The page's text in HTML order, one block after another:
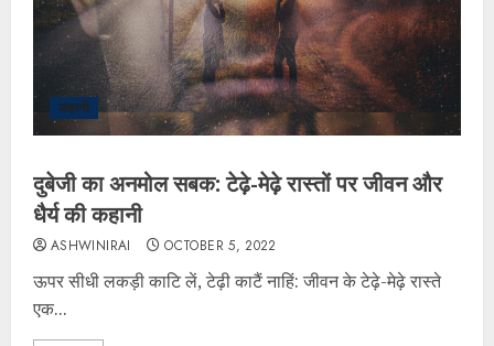
कहानी
दुबेजी का अनमोल सबक: टेढ़े-मेढ़े रास्तों पर जीवन और
धैर्य की कहानी
ASHWINIRAI OCTOBER 5, 2022
ऊपर सीधी लकड़ी काटि लें, टेढ़ी काटैं नाहिं: जीवन के टेढ़े-मेढ़े रास्ते
एक...